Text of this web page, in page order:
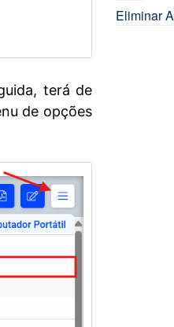
terá de
de opções
Eliminar